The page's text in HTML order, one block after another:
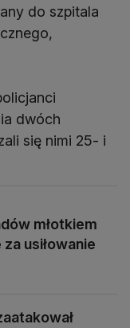
do szpitala
dwóch
się nimi 25- i
młotkiem
usiłowanie